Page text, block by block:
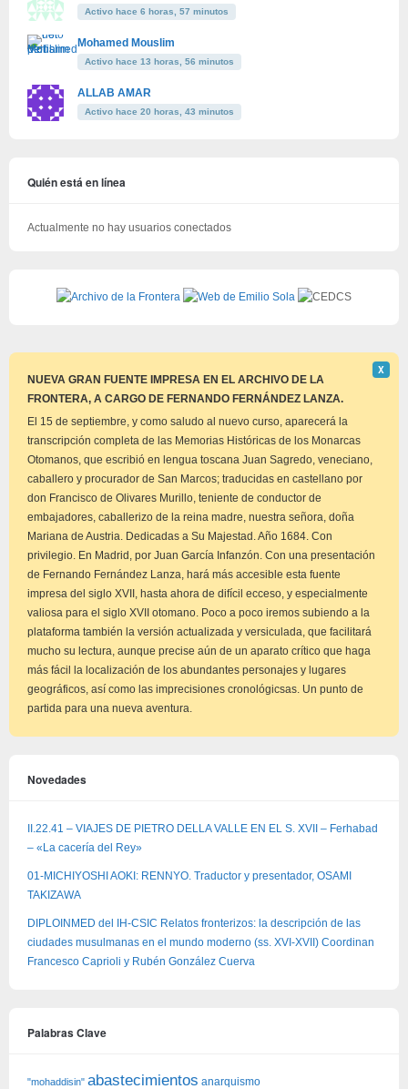
Activo hace 6 horas, 57 minutos
Mohamed Mouslim
Activo hace 13 horas, 56 minutos
ALLAB AMAR
Activo hace 20 horas, 43 minutos
Quién está en línea
Actualmente no hay usuarios conectados
NUEVA GRAN FUENTE IMPRESA EN EL ARCHIVO DE LA
FRONTERA, A CARGO DE FERNANDO FERNÁNDEZ LANZA.
este
Χ
El 15 de septiembre, y como saludo al nuevo curso, aparecerá la
transcripción completa de las Memorias Históricas de los Monarcas
Otomanos, que escribió en lengua toscana Juan Sagredo, veneciano,
caballero y procurador de San Marcos; traducidas en castellano por
don Francisco de Olivares Murillo, teniente de conductor de
embajadores, caballerizo de la reina madre, nuestra señora, doña
Mariana de Austria. Dedicadas a Su Majestad. Año 1684. Con
privilegio. En Madrid, por Juan García Infanzón. Con una presentación
de Fernando Fernández Lanza, hará más accesible esta fuente
impresa del siglo XVII, hasta ahora de difícil ecceso, y especialmente
valiosa para el siglo XVII otomano. Poco a poco iremos subiendo a la
plataforma también la versión actualizada y versiculada, que facilitará
mucho su lectura, aunque precise aún de un aparato crítico que haga
más fácil la localización de los abundantes personajes y lugares
geográficos, así como las imprecisiones cronológicsas. Un punto de
partida para una nueva aventura.
Novedades
II.22.41 – VIAJES DE PIETRO DELLA VALLE EN EL S. XVII – Ferhabad
– «La cacería del Rey»
01-MICHIYOSHI AOKI: RENNYO. Traductor y presentador, OSAMI
TAKIZAWA
DIPLOINMED del IH-CSIC Relatos fronterizos: la descripción de las
ciudades musulmanas en el mundo moderno (ss. XVI-XVII) Coordinan
Francesco Caprioli y Rubén González Cuerva
Palabras Clave
"mohaddisin" abastecimientos anarquismo